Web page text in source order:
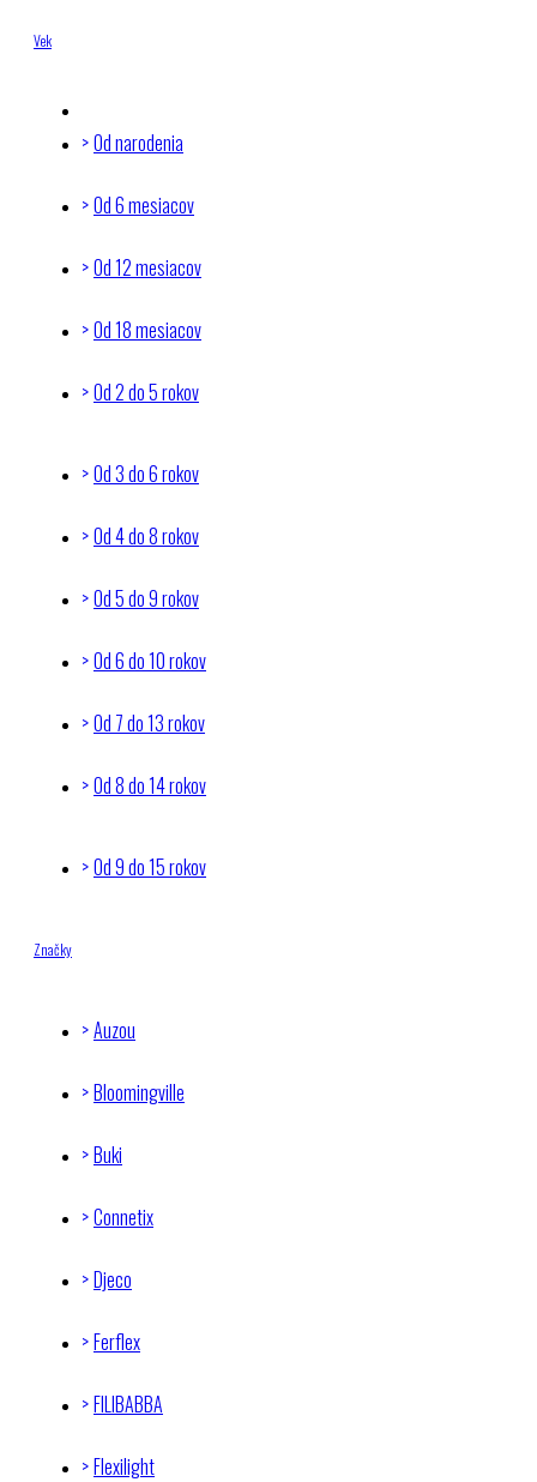
Vek
Od narodenia
Od 6 mesiacov
Od 12 mesiacov
Od 18 mesiacov
Od 2 do 5 rokov
Od 3 do 6 rokov
Od 4 do 8 rokov
Od 5 do 9 rokov
Od 6 do 10 rokov
Od 7 do 13 rokov
Od 8 do 14 rokov
Od 9 do 15 rokov
Značky
Auzou
Bloomingville
Buki
Connetix
Djeco
Ferflex
FILIBABBA
Flexilight